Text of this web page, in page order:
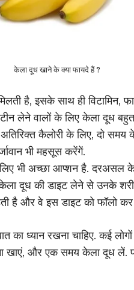
केला दूध खाने के क्या फायदे हैं ?
है, इसके साथ ही विटामिन,
लेने वालों के लिए केला दूध बहुत
कैलोरी के लिए, दो
भी महसूस करेंगें.
भी अच्छा आप्शन है. दरअसल
दूध की डाइट लेने से उनके शरीर
है और वे इस डाइट को फॉलो
का ध्यान रखना चाहिए. कई
और एक समय केला दूध लें.